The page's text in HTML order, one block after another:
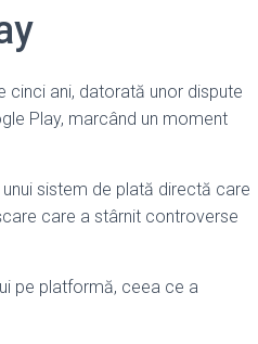
cinci ani, datorată unor dispute
Play, marcând un moment
sistem de plată directă care
care a stârnit controverse
pe platformă, ceea ce a